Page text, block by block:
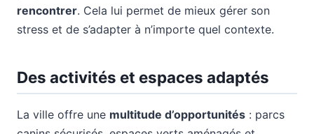
rencontrer. Cela lui permet de mieux gérer son
stress et de s’adapter à n’importe quel contexte.
Des activités et espaces adaptés
La ville offre une multitude d’opportunités : parcs